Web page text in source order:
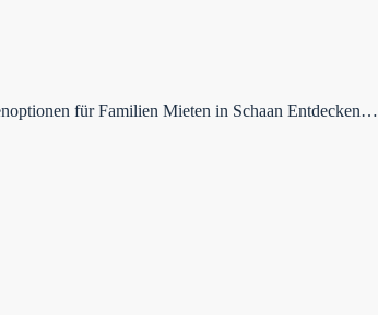
für Familien Mieten in Schaan Entdecken…